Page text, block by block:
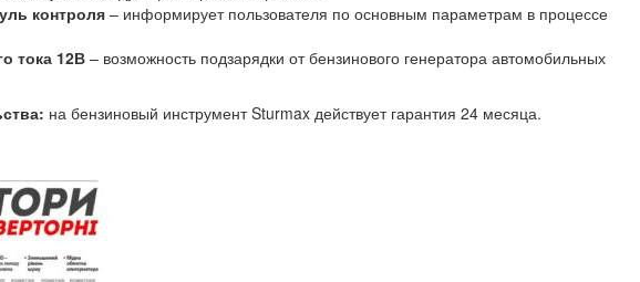
контроля – информирует пользователя по основным параметрам в процессе
тока 12В – возможность подзарядки от бензинового генератора автомобильных
на бензиновый инструмент Sturmax действует гарантия 24 месяца.